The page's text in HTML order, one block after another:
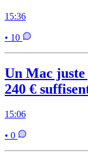
15:36
• 10
Un Mac
240 €
15:06
• 0